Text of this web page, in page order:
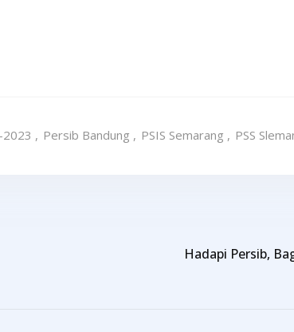
2023 , Persib Bandung , PSIS Semarang , PSS
Hadapi Persib,